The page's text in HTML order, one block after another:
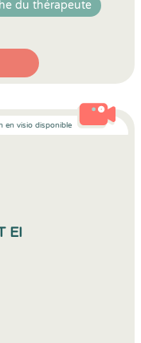
du thérapeute
en visio disponible
EI